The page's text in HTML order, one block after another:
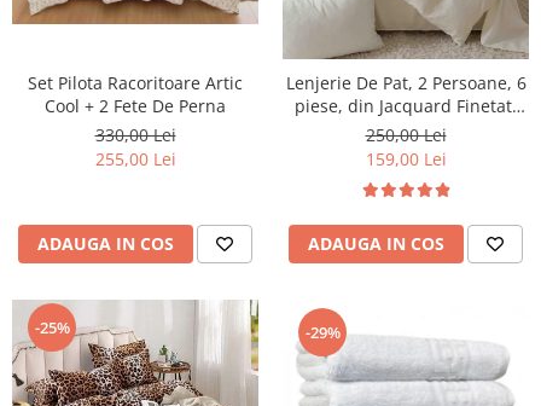
Set Pilota Racoritoare Artic
Cool + 2 Fete De Perna
330,00 Lei
255,00 Lei
ADAUGA IN COS
Lenjerie De Pat, 2 Persoane, 6
piese, din Jacquard Finetat,
Crem deschis
250,00 Lei
159,00 Lei
ADAUGA IN COS
-25% -29%